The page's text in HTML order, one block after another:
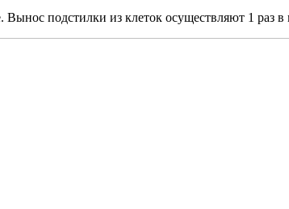
подстилки из клеток осуществляют 1 раз